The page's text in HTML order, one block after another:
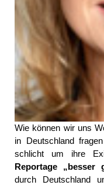
Wie können wir uns
in Deutschland
schlicht um ihre
Reportage „besser
durch Deutschland